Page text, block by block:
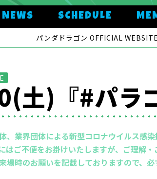
NEWS SCHEDULE
パンダドラゴン OFFICIAL
土)『#パラ
、業界団体による新型コロナウイルス感
はご不便をお掛けいたしますが、ご理解
場時のお願いを記載しておりますので、必